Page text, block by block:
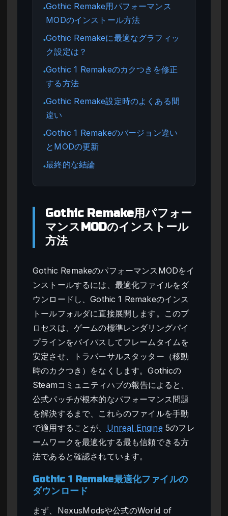
●Gothic Remake用パフォーマンス
MODのインストール方法
●Gothic Remakeに最適なグラフィッ
ク設定は？
●Gothic 1 Remakeのカクつきを修正
する方法
●Gothic Remake設定時のよくある間
違い
●Gothic 1 Remakeのバージョン違い
とMODの更新
●最終的な結論
Gothic Remake用パフォー
マンスMODのインストール
方法
Gothic RemakeのパフォーマンスMODをイ
ンストールするには、最適化ファイルをダ
ウンロードし、Gothic 1 Remakeのインス
トールフォルダに直接展開します。このプ
ロセスは、ゲームの標準レンダリングパイ
プラインをバイパスしてフレームタイムを
安定させ、トラバーサルスタッター（移動
時のカクつき）をなくします。Gothicの
Steamコミュニティハブの報告によると、
公式パッチが根本的なパフォーマンス問題
を解決するまで、これらのファイルを手動
で適用することが、 Unreal Engine 5のフレ
ームワークを最適化する最も信頼できる方
法であると確認されています。
Gothic 1 Remake最適化ファイルの
ダウンロード
まず、NexusModsや公式のWorld of